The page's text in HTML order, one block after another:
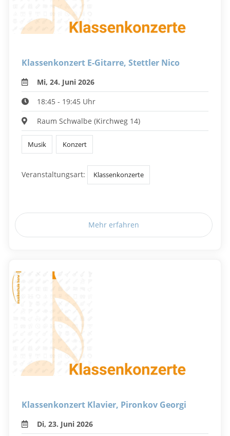
Klassenkonzert E-Gitarre, Stettler Nico
Mi, 24. Juni 2026
18:45 - 19:45 Uhr
Raum Schwalbe (Kirchweg 14)
Musik Konzert
Veranstaltungsart: Klassenkonzerte
Mehr erfahren
Klassenkonzert Klavier, Pironkov Georgi
Di, 23. Juni 2026